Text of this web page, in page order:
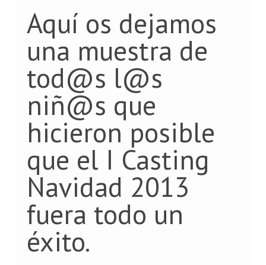
Aquí os dejamos
una muestra de
tod@s l@s
niñ@s que
hicieron posible
que el I Casting
Navidad 2013
fuera todo un
éxito.